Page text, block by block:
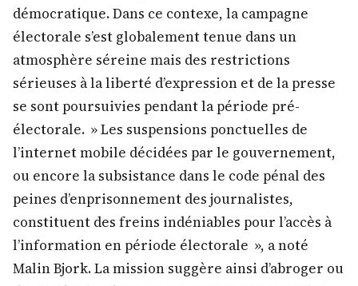
démocratique. Dans ce contexe, la campagne
électorale s’est globalement tenue dans un
atmosphère séreine mais des restrictions
sérieuses à la liberté d’expression et de la presse
se sont poursuivies pendant la période pré-
électorale. » Les suspensions ponctuelles de
l’internet mobile décidées par le gouvernement,
ou encore la subsistance dans le code pénal des
peines d’enprisonnement des journalistes,
constituent des freins indéniables pour l’accès à
l’information en période électorale », a noté
Malin Bjork. La mission suggère ainsi d’abroger ou